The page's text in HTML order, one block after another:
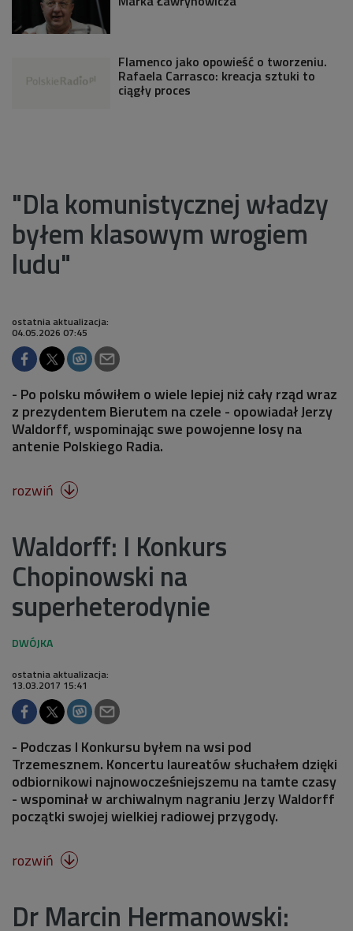
Flamenco jako opowieść o tworzeniu.
Rafaela Carrasco: kreacja sztuki to
ciągły proces
"Dla komunistycznej władzy
byłem klasowym wrogiem
ludu"
ostatnia aktualizacja:
04.05.2026 07:45
- Po polsku mówiłem o wiele lepiej niż cały rząd wraz
z prezydentem Bierutem na czele - opowiadał Jerzy
Waldorff, wspominając swe powojenne losy na
antenie Polskiego Radia.
rozwiń 
Waldorff: I Konkurs
Chopinowski na
superheterodynie
ostatnia aktualizacja:
13.03.2017 15:41
- Podczas I Konkursu byłem na wsi pod
Trzemesznem. Koncertu laureatów słuchałem dzięki
odbiornikowi najnowocześniejszemu na tamte czasy
- wspominał w archiwalnym nagraniu Jerzy Waldorff
początki swojej wielkiej radiowej przygody.
rozwiń 
Dr Marcin Hermanowski: